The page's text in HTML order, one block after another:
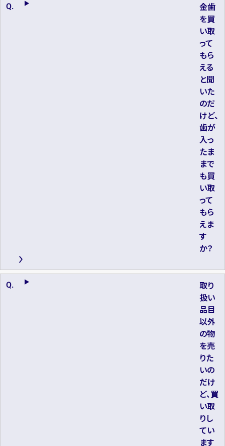
金歯
を買
い取
って
もら
える
と聞
いた
のだ
けど、
歯が
入っ
たま
まで
も買
い取
って
もら
えま
す
か？
取り
扱い
品目
以外
の物
を売
りた
いの
だけ
ど、買
い取
りし
てい
ます